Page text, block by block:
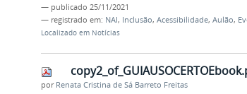
— publicado 25/11/2021
— registrado em: NAI, Inclusão, Acessibilidade, Aulão,
Localizado em Notícias
por Renata Cristina de Sá Barreto Freitas